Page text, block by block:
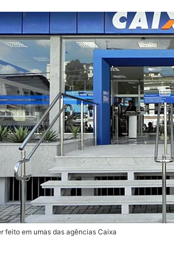
a
i
feito em umas das agências Caixa